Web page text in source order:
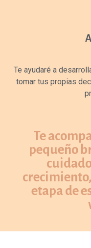
Te ayudaré a
tomar tus propias
Te
pequeño
etapa de